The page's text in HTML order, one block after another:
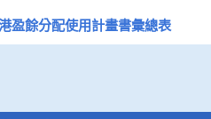
盈餘分配使用計畫書彙總表